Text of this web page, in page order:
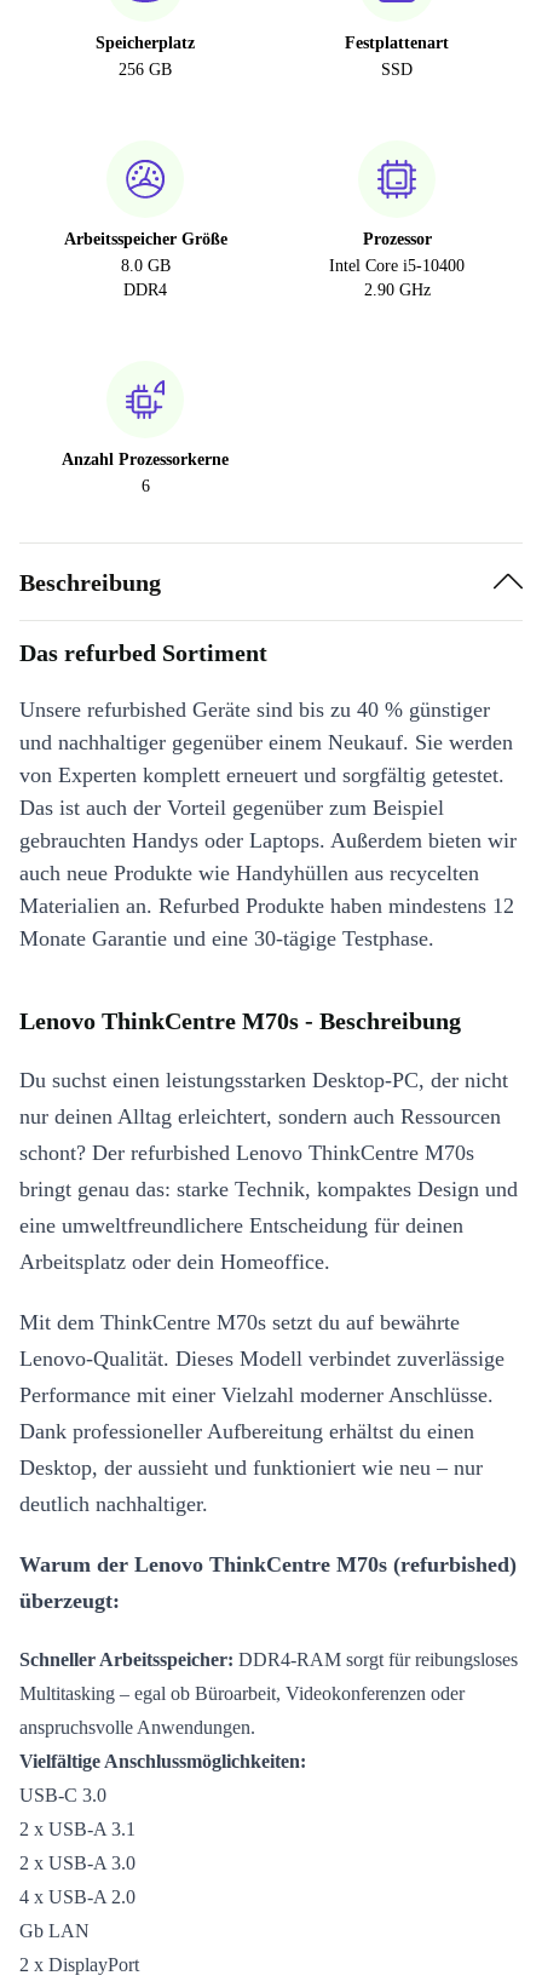
Speicherplatz
256 GB
Festplattenart
SSD
Arbeitsspeicher Größe
8.0 GB
DDR4
Prozessor
Intel Core i5-10400
2.90 GHz
Anzahl Prozessorkerne
6
Beschreibung
Das refurbed Sortiment
Unsere refurbished Geräte sind bis zu 40 % günstiger
und nachhaltiger gegenüber einem Neukauf. Sie werden
von Experten komplett erneuert und sorgfältig getestet.
Das ist auch der Vorteil gegenüber zum Beispiel
gebrauchten Handys oder Laptops. Außerdem bieten wir
auch neue Produkte wie Handyhüllen aus recycelten
Materialien an. Refurbed Produkte haben mindestens 12
Monate Garantie und eine 30-tägige Testphase.
Lenovo ThinkCentre M70s - Beschreibung
Du suchst einen leistungsstarken Desktop-PC, der nicht
nur deinen Alltag erleichtert, sondern auch Ressourcen
schont? Der refurbished Lenovo ThinkCentre M70s
bringt genau das: starke Technik, kompaktes Design und
eine umweltfreundlichere Entscheidung für deinen
Arbeitsplatz oder dein Homeoffice.
Mit dem ThinkCentre M70s setzt du auf bewährte
Lenovo-Qualität. Dieses Modell verbindet zuverlässige
Performance mit einer Vielzahl moderner Anschlüsse.
Dank professioneller Aufbereitung erhältst du einen
Desktop, der aussieht und funktioniert wie neu – nur
deutlich nachhaltiger.
Warum der Lenovo ThinkCentre M70s (refurbished)
überzeugt:
Schneller Arbeitsspeicher: DDR4-RAM sorgt für reibungsloses
Multitasking – egal ob Büroarbeit, Videokonferenzen oder
anspruchsvolle Anwendungen.
Vielfältige Anschlussmöglichkeiten:
USB-C 3.0
2 x USB-A 3.1
2 x USB-A 3.0
4 x USB-A 2.0
Gb LAN
2 x DisplayPort